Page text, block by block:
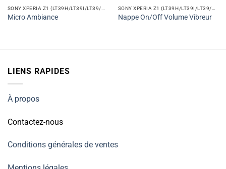
Micro Ambiance Nappe On/Off Volume Vibreur
LIENS RAPIDES
À propos
Contactez-nous
Conditions générales de ventes